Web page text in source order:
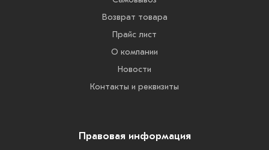
Возврат товара
Прайс лист
О компании
Новости
Контакты и реквизиты
Правовая информация